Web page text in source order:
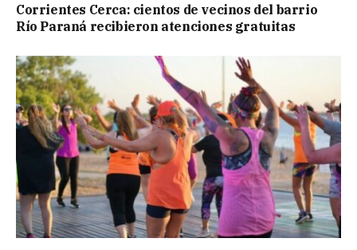
Corrientes Cerca: cientos de vecinos del barrio
Río Paraná recibieron atenciones gratuitas